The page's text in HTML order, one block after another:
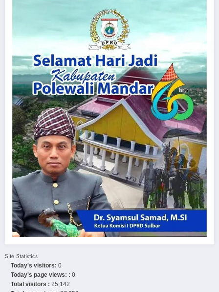
Site Statistics
Today's visitors: 0
Today's page views: : 0
Total visitors : 25,142